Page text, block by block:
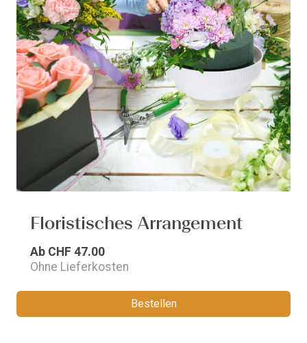
Floristisches Arrangement
Ab CHF 47.00
Ohne Lieferkosten
Bestellen